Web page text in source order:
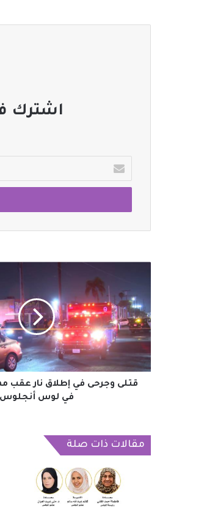
اشترك
بريدك
الإلكتروني
إطلاق
نار
عقب
مهرجان
موسيقي
في
لوسقتلى وجرحى في إطلاق نار عقب
في لوس أنجلوس
مقالات ذات صلة